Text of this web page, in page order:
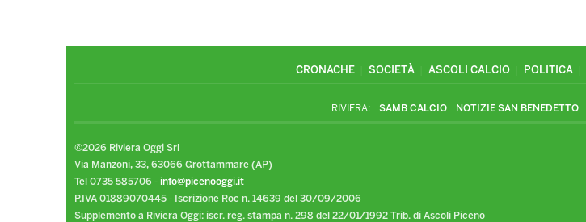
CRONACHE SOCIETÀ ASCOLI CALCIO POLITICA
RIVIERA: SAMB CALCIO NOTIZIE SAN BENEDETTO
©2026 Riviera Oggi Srl
Via Manzoni, 33, 63066 Grottammare (AP)
Tel 0735 585706 - info@picenooggi.it
P.IVA 01889070445 - Iscrizione Roc n. 14639 del 30/09/2006
Supplemento a Riviera Oggi: iscr. reg. stampa n. 298 del 22/01/1992-Trib. di Ascoli Piceno